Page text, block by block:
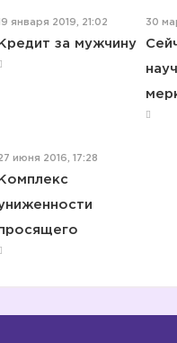
января 2019, 21:02
Кредит за мужчину
30
июня 2016, 17:28
Комплекс